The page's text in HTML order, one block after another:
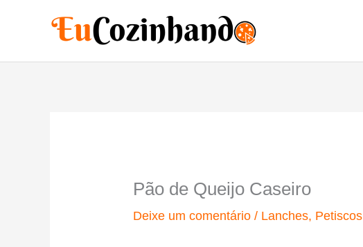
Pão de Queijo Caseiro
Deixe um comentário / Lanches, Petiscos